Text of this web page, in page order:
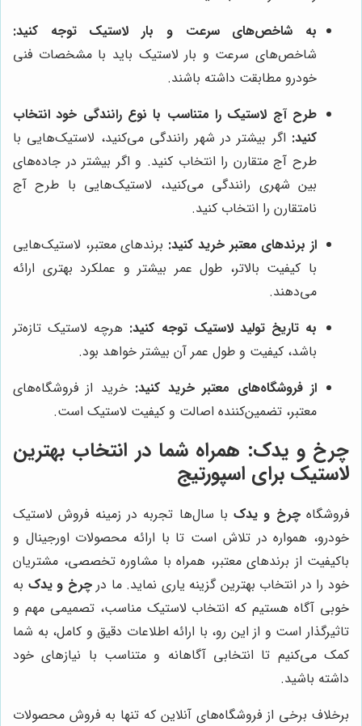
به شاخص‌های سرعت و بار لاستیک توجه کنید:
شاخص‌های سرعت و بار لاستیک باید با مشخصات فنی
خودرو مطابقت داشته باشند.
طرح آج لاستیک را متناسب با نوع رانندگی خود انتخاب
کنید: اگر بیشتر در شهر رانندگی می‌کنید، لاستیک‌هایی با
طرح آج متقارن را انتخاب کنید. و اگر بیشتر در جاده‌های
بین شهری رانندگی می‌کنید، لاستیک‌هایی با طرح آج
نامتقارن را انتخاب کنید.
از برندهای معتبر خرید کنید: برندهای معتبر، لاستیک‌هایی
با کیفیت بالاتر، طول عمر بیشتر و عملکرد بهتری ارائه
می‌دهند.
به تاریخ تولید لاستیک توجه کنید: هرچه لاستیک تازه‌تر
باشد، کیفیت و طول عمر آن بیشتر خواهد بود.
از فروشگاه‌های معتبر خرید کنید: خرید از فروشگاه‌های
معتبر، تضمین‌کننده اصالت و کیفیت لاستیک است.
چرخ و یدک: همراه شما در انتخاب بهترین
لاستیک برای اسپورتیج
فروشگاهچرخ و یدکبا سال‌ها تجربه در زمینه فروش لاستیک
خودرو، همواره در تلاش است تا با ارائه محصولات اورجینال و
باکیفیت از برندهای معتبر، همراه با مشاوره تخصصی، مشتریان
خود را در انتخاب بهترین گزینه یاری نماید. ما درچرخ و یدک به
خوبی آگاه هستیم که انتخاب لاستیک مناسب، تصمیمی مهم و
تاثیرگذار است و از این رو، با ارائه اطلاعات دقیق و کامل، به شما
کمک می‌کنیم تا انتخابی آگاهانه و متناسب با نیازهای خود
داشته باشید.
برخلاف برخی از فروشگاه‌های آنلاین که تنها به فروش محصولات